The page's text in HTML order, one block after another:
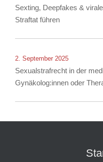
Sexting, Deepfakes &
Straftat führen
2. September 2025
Sexualstrafrecht in der
Gynäkolog:innen oder